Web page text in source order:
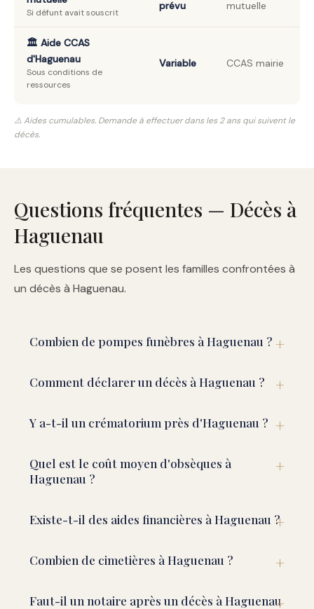
Si défunt avait souscrit
prévu
mutuelle
🏛️ Aide CCAS
d'Haguenau
Sous conditions de
ressources
Variable CCAS mairie
⚠️ Aides cumulables. Demande à effectuer dans les 2 ans qui suivent le
décès.
Questions fréquentes — Décès à
Haguenau
Les questions que se posent les familles confrontées à
un décès à Haguenau.
Combien de pompes funèbres à Haguenau ?
Comment déclarer un décès à Haguenau ?
Y a-t-il un crématorium près d'Haguenau ?
Quel est le coût moyen d'obsèques à
Haguenau ?
Existe-t-il des aides financières à Haguenau ?
Combien de cimetières à Haguenau ?
Faut-il un notaire après un décès à Haguenau